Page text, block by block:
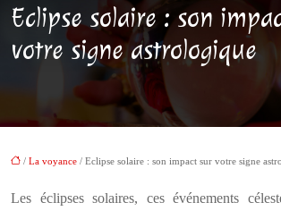
Eclipse solaire : son
votre signe astrologique
/ La voyance / Eclipse solaire : son impact sur votre signe
Les éclipses solaires, ces événements